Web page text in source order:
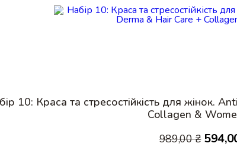
10: Краса та стресостійкість для жінок.
Collagen &
989,00₴
Купити